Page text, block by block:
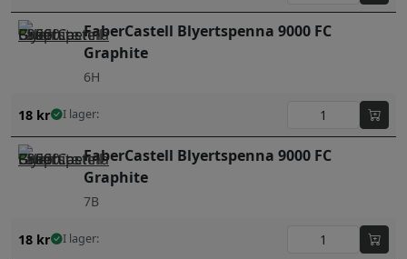
FaberCastell Blyertspenna 9000 FC
Graphite
6H
18 kr I lager:
FaberCastell Blyertspenna 9000 FC
Graphite
7B
18 kr I lager: